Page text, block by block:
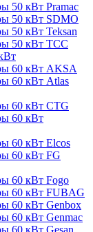
50 кВт Pramac
50 кВт SDMO
50 кВт Teksan
50 кВт ТСС
60 кВт AKSA
60 кВт Atlas
60 кВт CTG
60 кВт
60 кВт Elcos
60 кВт FG
60 кВт Fogo
60 кВт FUBAG
60 кВт Genbox
60 кВт Genmac
60 кВт Gesan